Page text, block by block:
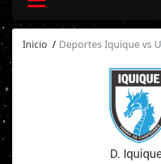
Inicio Deportes Iquique vs
D.